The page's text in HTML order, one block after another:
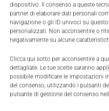
dispositivo. Il consenso a queste
partner di elaborare dati personali
navigazione o gli ID univoci su
personalizzati. Non acconsentire o
negativamente su alcune
Clicca qui sotto per acconsentire a
dettagliate. Le tue scelte saranno
possibile modificare le impostazioni
del consenso, utilizzando i pulsanti
pulsante di gestione del consenso